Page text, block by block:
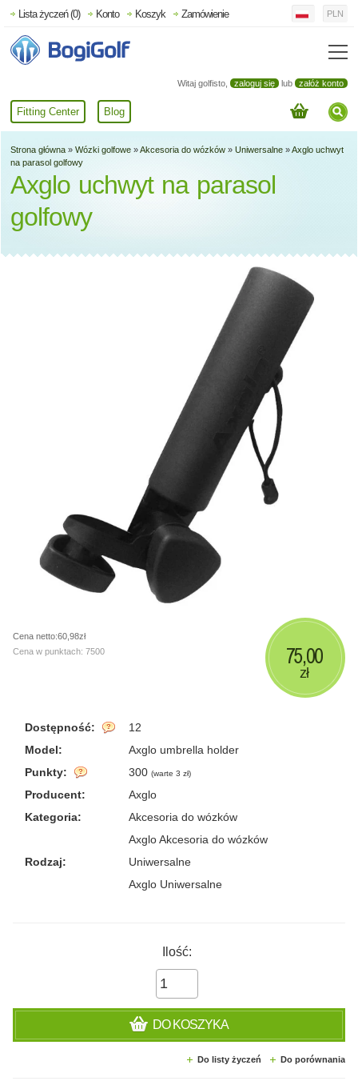
Witaj golfisto, zaloguj się lub załóż konto
Fitting Center Blog
Lista życzeń (0) Konto Koszyk Zamówienie PLN
Strona główna » Wózki golfowe »Akcesoria do wózków » Uniwersalne »Axglo uchwyt
na parasol golfowy
Axglo uchwyt na parasol
golfowy
Dostępność:
12
Model:
Axglo umbrella holder
Punkty:
300 (warte 3 zł)
Producent:
Axglo
Kategoria:
Akcesoria do wózków
Axglo Akcesoria do wózków
Rodzaj:
Uniwersalne
Axglo Uniwersalne
Cena netto:60,98zł
Cena w punktach: 7500
75,00
zł
Ilość:
DO KOSZYKA
Do listy życzeń Do porównania